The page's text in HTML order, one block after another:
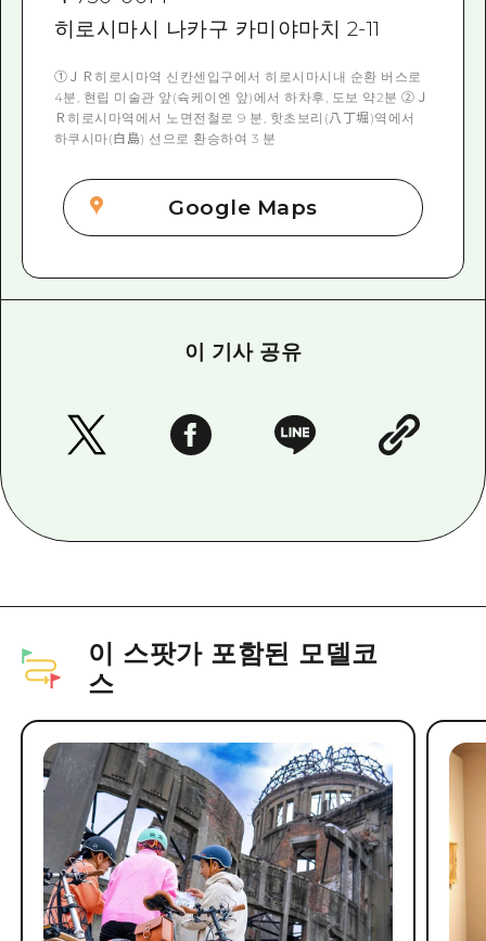
히로시마시 나카구 카미야마치 2-11
①ＪＲ히로시마역 신칸센입구에서 히로시마시내 순환 버스로
4분, 현립 미술관 앞(슉케이엔 앞)에서 하차후, 도보 약2분 ②Ｊ
Ｒ히로시마역에서 노면전철로 9 분, 핫초보리(八丁堀)역에서
하쿠시마(白島) 선으로 환승하여 3 분
Google Maps
이 기사 공유
이 스팟가 포함된 모델코
스